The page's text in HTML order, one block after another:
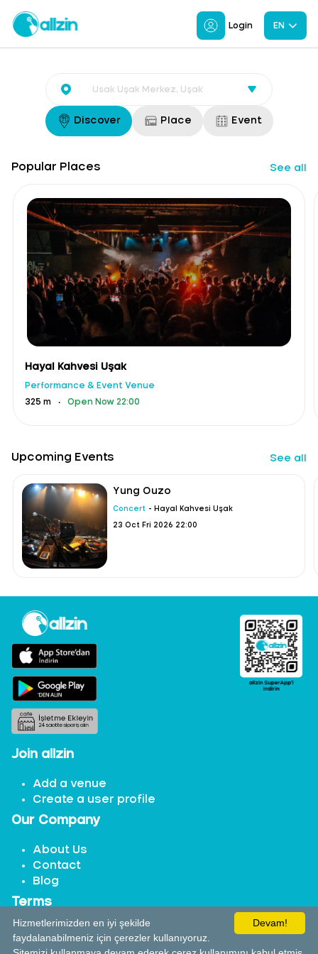
Login EN
Discover Place Event
Popular Places See all
Hayal Kahvesi Uşak
Performance & Event Venue
325 m
. Open Now 22:00
Upcoming Events See all
Yung Ouzo
Concert - Hayal Kahvesi Uşak
23 Oct Fri 2026 22:00
Join allzin
Add a venue
Create a user profile
Our Company
About Us
Contact
Blog
Terms
Terms of Use
Distance Selling and Returns
Devam!
Hizmetlerimizden en iyi şekilde
faydalanabilmeniz için çerezler kullanıyoruz.